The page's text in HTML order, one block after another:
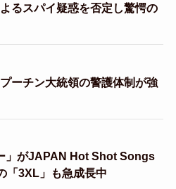
るスパイ疑惑を否定し驚愕の
ーチン大統領の警護体制が強
」がJAPAN Hot Shot Songs
「3XL」も急成長中